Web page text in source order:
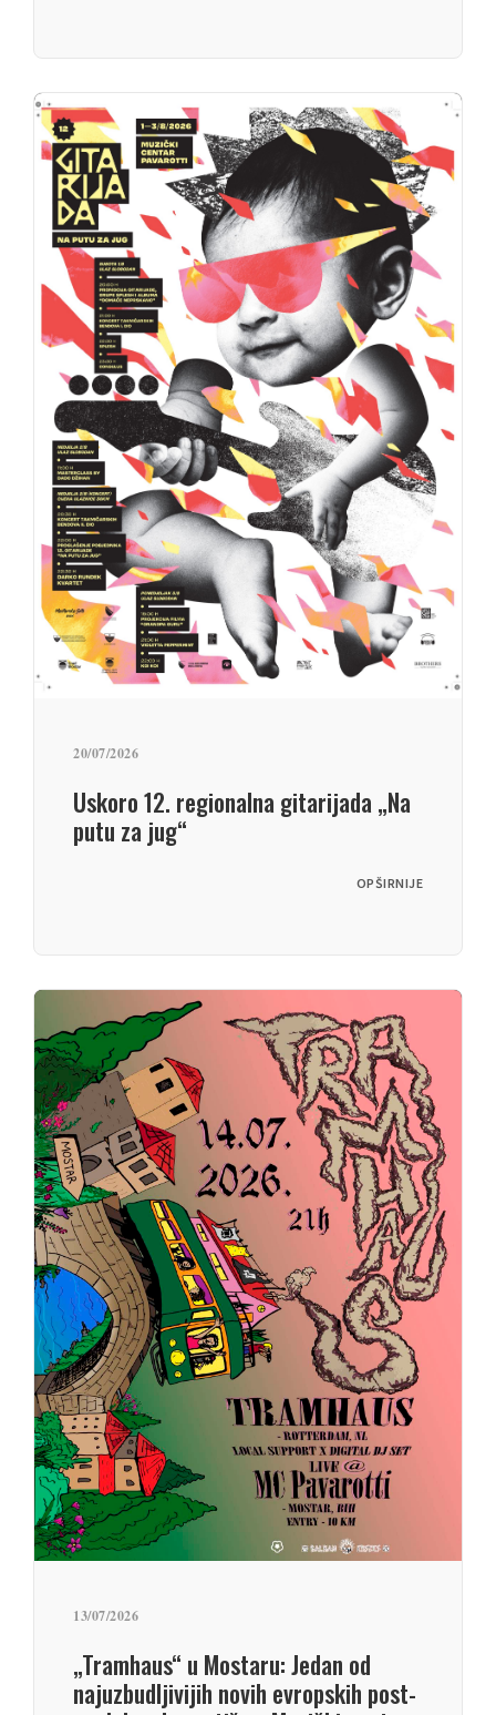
20/07/2026
Uskoro 12. regionalna gitarijada „Na
putu za jug“
OPŠIRNIJE
13/07/2026
„Tramhaus“ u Mostaru: Jedan od
najuzbudljivijih novih evropskih post-